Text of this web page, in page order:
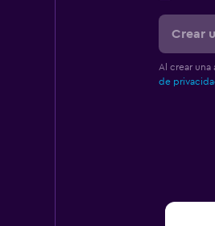
Crear
Al crear
de